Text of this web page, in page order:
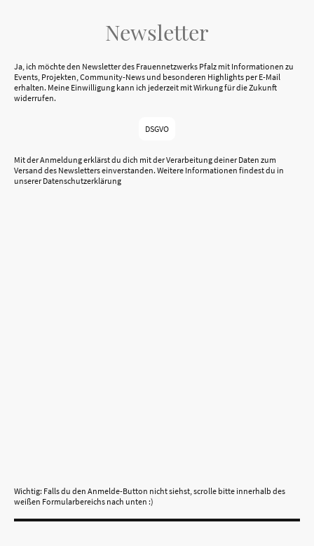
Newsletter
Ja, ich möchte den Newsletter des Frauennetzwerks Pfalz mit Informationen zu
Events, Projekten, Community-News und besonderen Highlights per E-Mail
erhalten. Meine Einwilligung kann ich jederzeit mit Wirkung für die Zukunft
widerrufen.
DSGVO
Mit der Anmeldung erklärst du dich mit der Verarbeitung deiner Daten zum
Versand des Newsletters einverstanden. Weitere Informationen findest du in
unserer Datenschutzerklärung
Wichtig: Falls du den Anmelde-Button nicht siehst, scrolle bitte innerhalb des
weißen Formularbereichs nach unten :)